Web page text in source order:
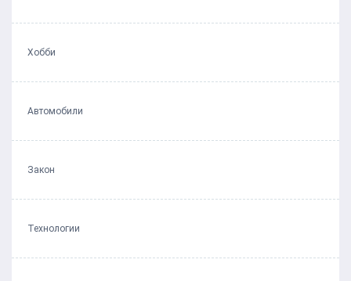
Хобби
Автомобили
Закон
Технологии